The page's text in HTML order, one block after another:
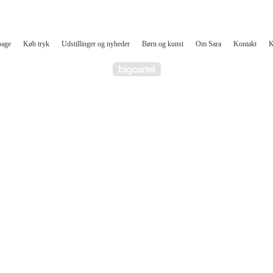
Køb tryk Udstillinger og nyheder Børn og kunst Om Sara Kontakt
Powered by Big Cartel